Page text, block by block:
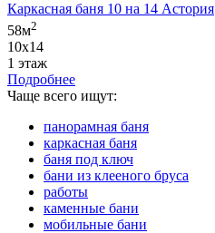
Каркасная баня 10 на 14 Астория
58м2
10х14
1 этаж
Подробнее
Чаще всего ищут:
панорамная баня
каркасная баня
баня под ключ
бани из клееного бруса
работы
каменные бани
мобильные бани